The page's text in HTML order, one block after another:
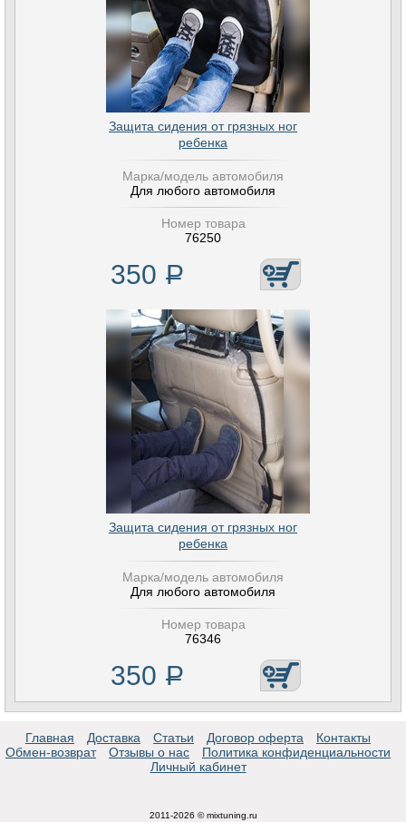
Защита сидения от грязных ног
ребенка
Марка/модель автомобиля
Для любого автомобиля
Номер товара
76250
350 Р
Защита сидения от грязных ног
ребенка
Марка/модель автомобиля
Для любого автомобиля
Номер товара
76346
350 Р
Главная Доставка Статьи Договор оферта
Контакты
Обмен-возврат
Отзывы о нас
Политика конфиденциальности
Личный кабинет
2011-2026 © mixtuning.ru